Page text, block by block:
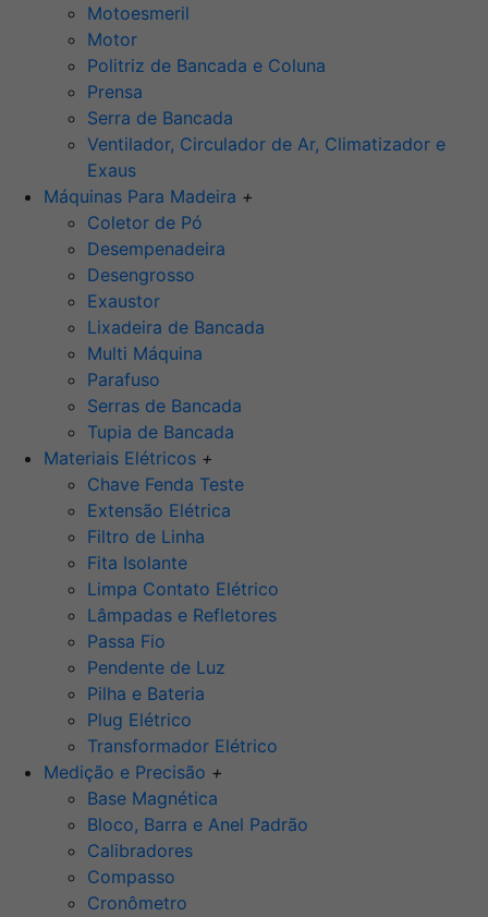
Motoesmeril
Motor
Politriz de Bancada e Coluna
Prensa
Serra de Bancada
Ventilador, Circulador de Ar, Climatizador e
Exaus
Máquinas Para Madeira +
Coletor de Pó
Desempenadeira
Desengrosso
Exaustor
Lixadeira de Bancada
Multi Máquina
Parafuso
Serras de Bancada
Tupia de Bancada
Materiais Elétricos +
Chave Fenda Teste
Extensão Elétrica
Filtro de Linha
Fita Isolante
Limpa Contato Elétrico
Lâmpadas e Refletores
Passa Fio
Pendente de Luz
Pilha e Bateria
Plug Elétrico
Transformador Elétrico
Medição e Precisão +
Base Magnética
Bloco, Barra e Anel Padrão
Calibradores
Compasso
Cronômetro